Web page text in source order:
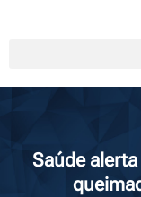
Saúde